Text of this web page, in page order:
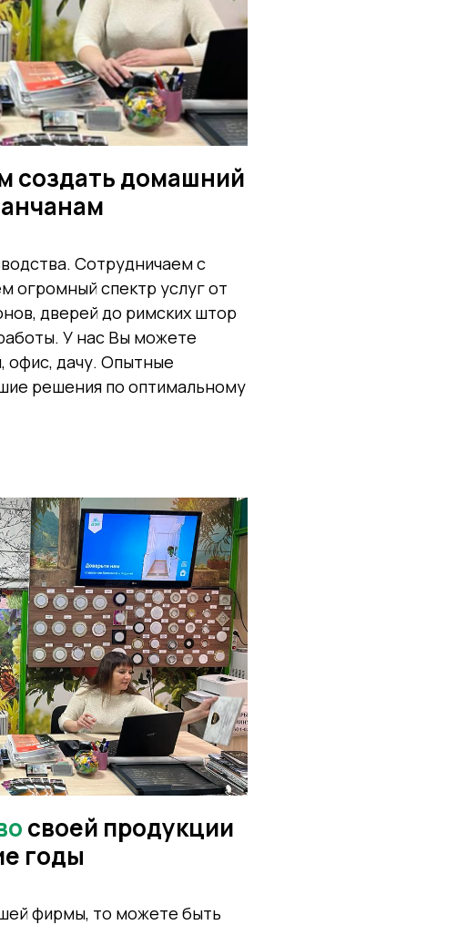
создать домашний
Сотрудничаем с
огромный спектр услуг от
дверей до римских штор
У нас Вы можете
офис, дачу. Опытные
решения по оптимальному
своей продукции
годы
фирмы, то можете быть